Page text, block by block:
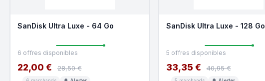
SanDisk Ultra Luxe - 64 Go
6 offres disponibles
22,00 € 28,50 €
SanDisk Ultra Luxe - 128 Go
5 offres disponibles
33,35 € 40,95 €